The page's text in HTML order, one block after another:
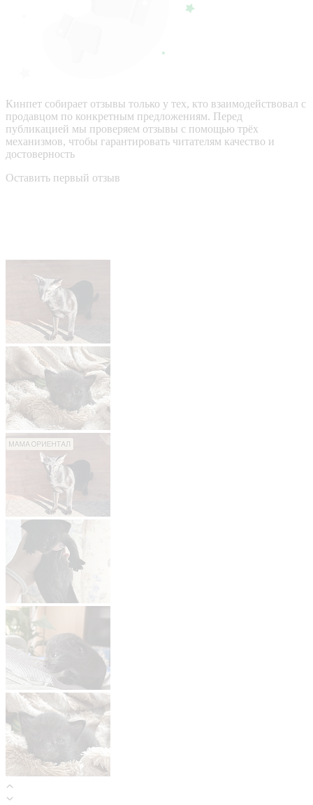
Кинпет собирает отзывы только у тех, кто взаимодействовал с
продавцом по конкретным предложениям. Перед
публикацией мы проверяем отзывы с помощью трёх
механизмов, чтобы гарантировать читателям качество и
достоверность
Оставить первый отзыв